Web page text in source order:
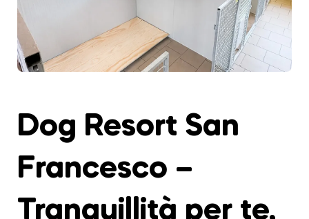
Dog Resort San
Francesco –
Tranquillità per te,